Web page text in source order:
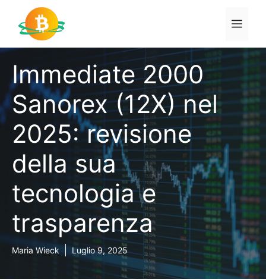
contenuto
Immediate 2000
Sanorex (12X) nel
2025: revisione
della sua
tecnologia e
trasparenza
Maria Wieck Luglio 9, 2025